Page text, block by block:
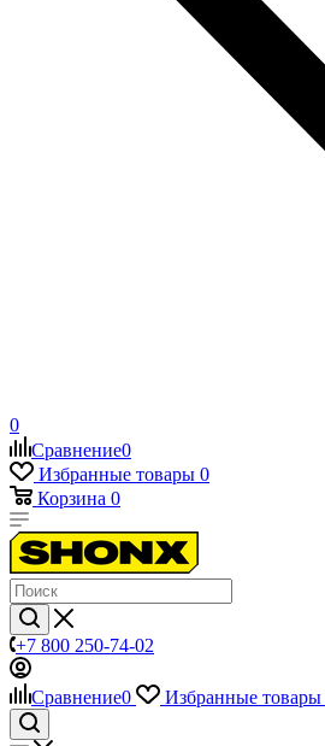
0
Сравнение0
Избранные товары 0
Корзина 0
+7 800 250-74-02
Сравнение0 Избранные товары